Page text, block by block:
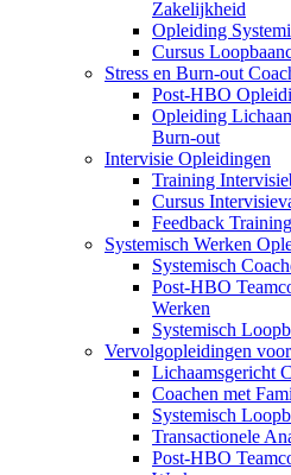
Zakelijkheid
Opleiding
Cursus
Stress en Burn-out
Post-HBO
Opleiding
Burn-out
Intervisie Opleidingen
Training
Cursus
Feedback Training
Systemisch Werken
Systemisch
Post-HBO
Werken
Systemisch
Vervolgopleidingen
Lichaamsgericht
Coachen met
Systemisch
Transactionele
Post-HBO